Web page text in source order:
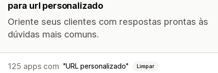
para url personalizado
Oriente seus clientes com respostas prontas às
dúvidas mais comuns.
125 apps com URL personalizado Limpar